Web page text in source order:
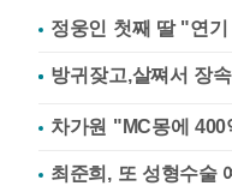
정웅인 첫째 딸 "연
최준희, 또 성형수술